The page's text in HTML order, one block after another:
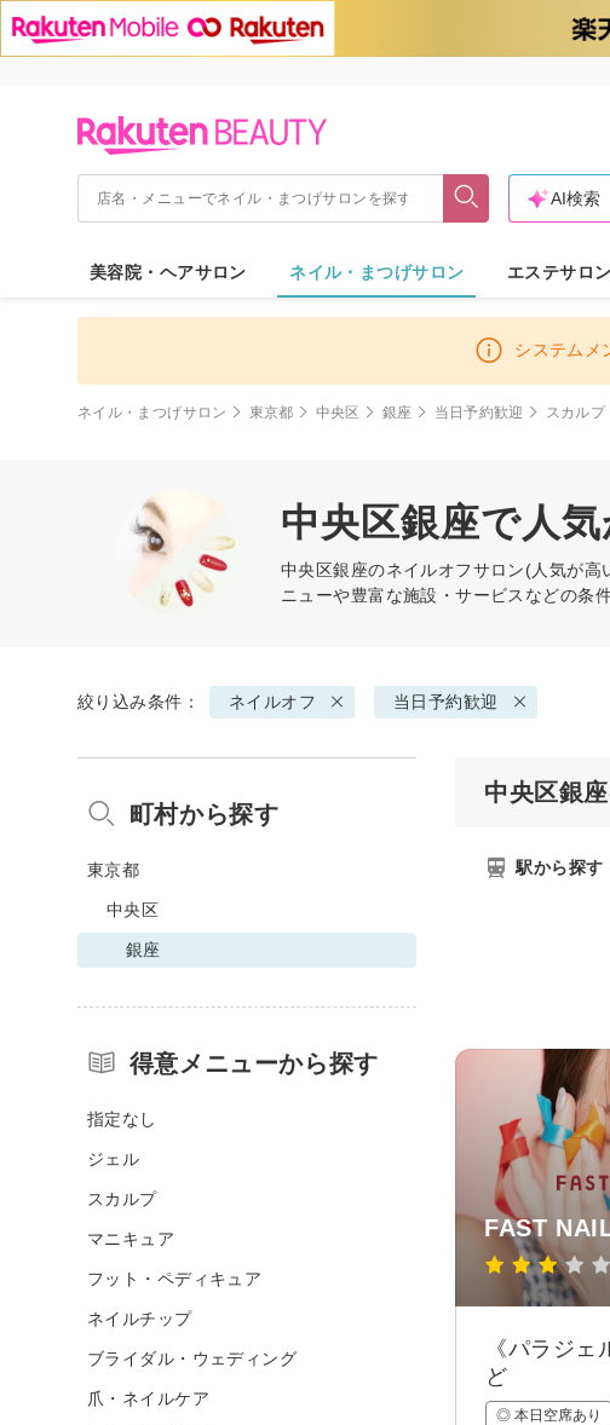
AI検索
美容院・ヘアサロン ネイル・まつげサロン エステサロン
システムメ
ネイル・まつげサロン 東京都 中央区 銀座 当日予約歓迎 スカル
中央区銀座で人
中央区銀座のネイルオフサロン(人気が高
ニューや豊富な施設・サービスなどの条
絞り込み条件： ネイルオフ 当日予約歓迎
中央区銀
駅から探す
FAST
《パラジ
ど
◎ 本日空席あり
町村から探す
東京都
中央区
銀座
得意メニューから探す
指定なし
ジェル
スカルプ
マニキュア
フット・ペディキュア
ネイルチップ
ブライダル・ウェディング
爪・ネイルケア